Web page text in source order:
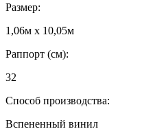
Размер:
1,06м х 10,05м
Раппорт (см):
32
Способ производства:
Вспененный винил